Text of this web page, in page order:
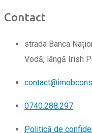
Contact
strada Banca
Vodă, lângă Irish
0740.288.297
Politică de